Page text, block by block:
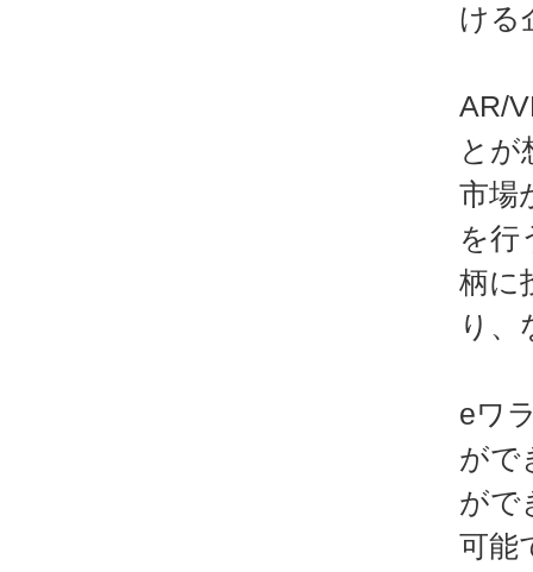
ける
AR/
とが
市場
を行
柄に
り
eワ
がで
がで
可能